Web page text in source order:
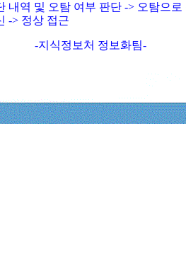
내역 및 오탐 여부 판단 -> 오탐으
-> 정상 접근
-지식정보처 정보화팀-